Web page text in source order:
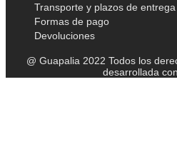
Transporte y plazos de entrega
Formas de pago
Devoluciones
@ Guapalia 2022 Todos los
desarrollada con